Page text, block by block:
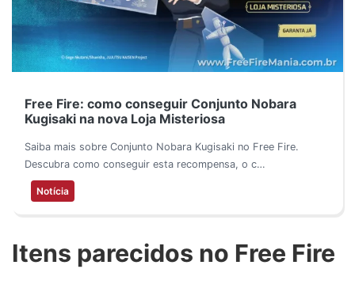
Free Fire: como conseguir Conjunto Nobara
Kugisaki na nova Loja Misteriosa
Saiba mais sobre Conjunto Nobara Kugisaki no Free Fire.
Descubra como conseguir esta recompensa, o c…
Notícia
Itens parecidos no Free Fire